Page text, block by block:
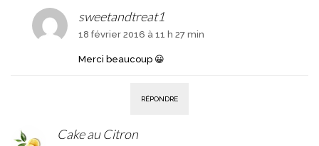
sweetandtreat1
18 février 2016 à 11 h 27 min
Merci beaucoup 😀
RÉPONDRE
Cake au Citron